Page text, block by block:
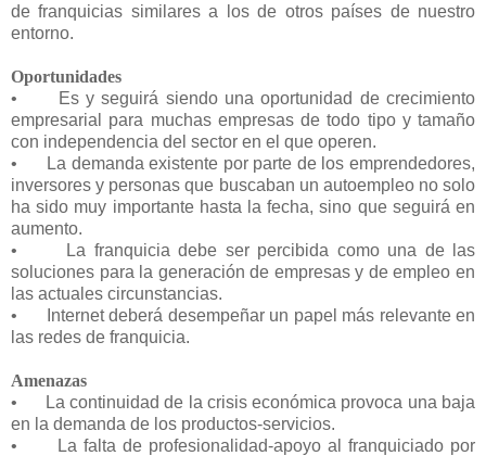
de franquicias similares a los de otros países de nuestro
entorno.
Oportunidades
•
Es y seguirá siendo una oportunidad de crecimiento
empresarial para muchas empresas de todo tipo y tamaño
con independencia del sector en el que operen.
•
La demanda existente por parte de los emprendedores,
inversores y personas que buscaban un autoempleo no solo
ha sido muy importante hasta la fecha, sino que seguirá en
aumento.
•
La franquicia debe ser percibida como una de las
soluciones para la generación de empresas y de empleo en
las actuales circunstancias.
•
Internet deberá desempeñar un papel más relevante en
las redes de franquicia.
Amenazas
•
La continuidad de la crisis económica provoca una baja
en la demanda de los productos-servicios.
•
La falta de profesionalidad-apoyo al franquiciado por